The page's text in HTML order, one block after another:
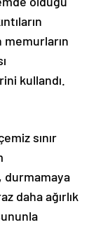
memurların
kullandı.
sınır
durmamaya
daha ağırlık